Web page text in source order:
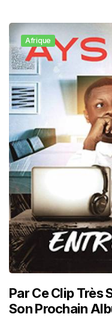
Afrique
Par Ce Clip Très
Son Prochain